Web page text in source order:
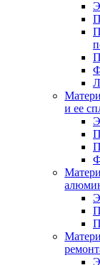
и ее